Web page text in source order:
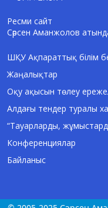
Ресми сайт
Сәрсен Аманжолов
ШҚУ Ақпараттық білім
Жаңалықтар
Оқу ақысын төлеу
Алдағы тендер туралы
“Тауарларды,
Конференциялар
Байланыс
AI-Talapker
Сәлем! Мен AI-
Аманжолов
университеті
Бакалавриат,